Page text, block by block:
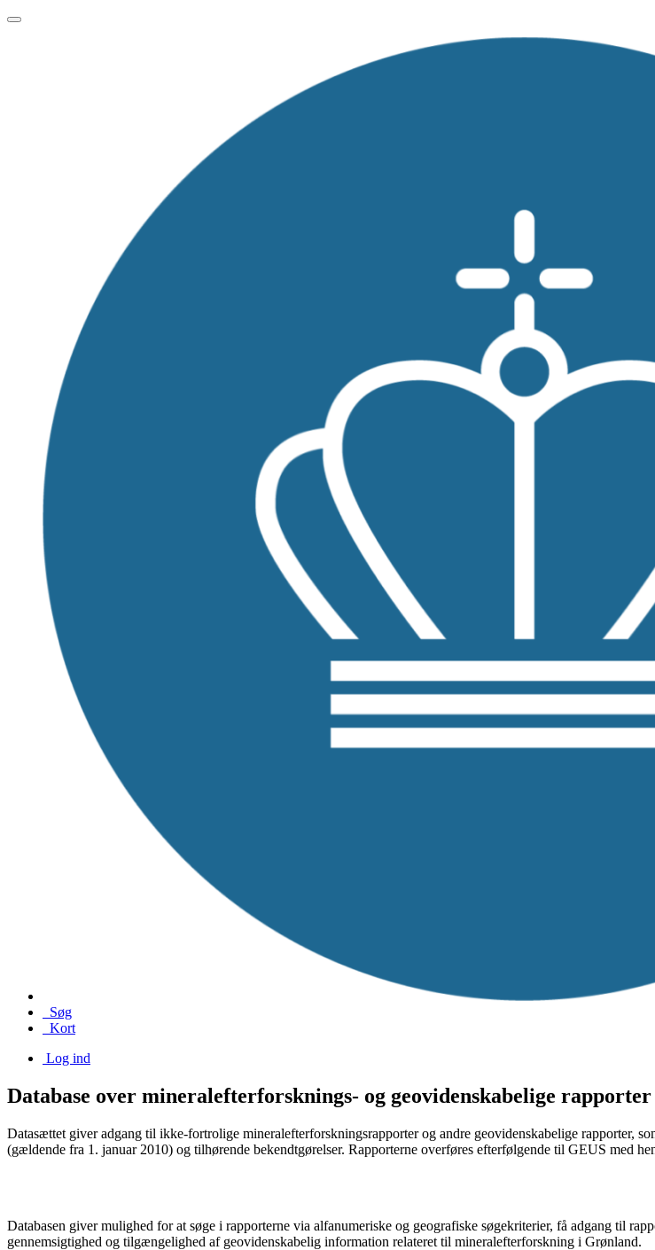
Søg
Kort
Log ind
Database over mineralefterforsknings- og geovidenskabelige
Datasættet giver adgang til ikke-fortrolige mineralefterforskningsrapporter og andre geovidenskabelige rapporter,
(gældende fra 1. januar 2010) og tilhørende bekendtgørelser. Rapporterne overføres efterfølgende til GEUS med
Databasen giver mulighed for at søge i rapporterne via alfanumeriske og geografiske søgekriterier, få adgang til
gennemsigtighed og tilgængelighed af geovidenskabelig information relateret til mineralefterforskning i Grønland.